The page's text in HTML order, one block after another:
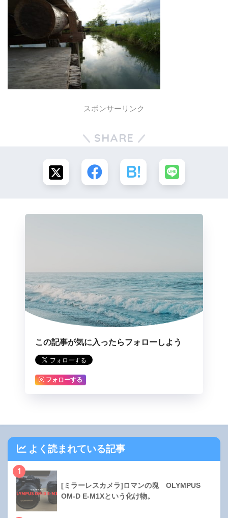
スポンサーリンク
SHARE
この記事が気に入ったらフォローしよう
フォローする
よく読まれている記事
1
[ミラーレスカメラ]ロマンの塊 OLYMPUS
OM-D E-M1Xという化け物。